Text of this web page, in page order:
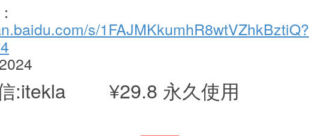
s/1FAJMKkumhR8wtVZhkBztiQ?
:itekla ¥29.8 永久使用